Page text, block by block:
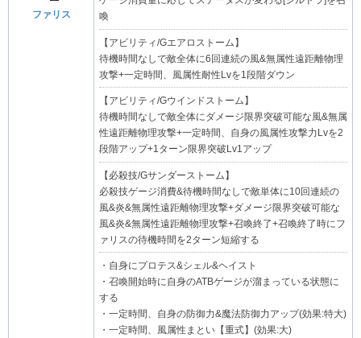
ファリス
喚
【アビリティ/Gエアロストーム】
待機時間なしで敵全体に6回連続の風&無属性遠距離物理
攻撃+一定時間、風属性耐性Lvを1段階ダウン
【アビリティ/Gウインドストーム】
待機時間なしで敵全体にダメージ限界突破可能な風&無属
性遠距離物理攻撃+一定時間、自身の風属性攻撃力Lvを2
段階アップ+1ターン限界突破Lv1アップ
【必殺技/Gサンダーストーム】
必殺技ゲージ消費&待機時間なしで敵単体に10回連続の
風&炎&無属性遠距離物理攻撃+ダメージ限界突破可能な
風&炎&無属性遠距離物理攻撃+召喚終了+召喚終了時にフ
ァリスの待機時間を2ターン短縮する
・自身にプロテス&シェル&ヘイスト
・召喚開始時に自身のATBゲージが溜まっている状態に
する
・一定時間、自身の防御力&魔法防御力アップ(効果:特大)
・一定時間、風属性まとい【重式】(効果:大)